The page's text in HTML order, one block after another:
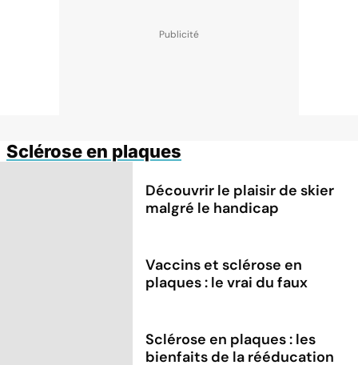
Sclérose en plaques
Découvrir le plaisir de skier
malgré le handicap
Vaccins et sclérose en
plaques : le vrai du faux
Sclérose en plaques : les
bienfaits de la rééducation